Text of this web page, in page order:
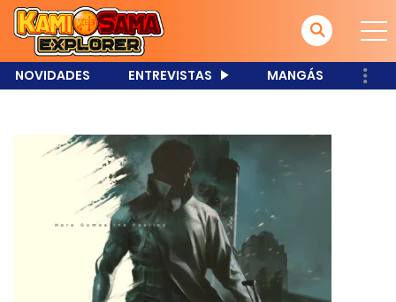
NOVIDADES ENTREVISTAS MANGÁS